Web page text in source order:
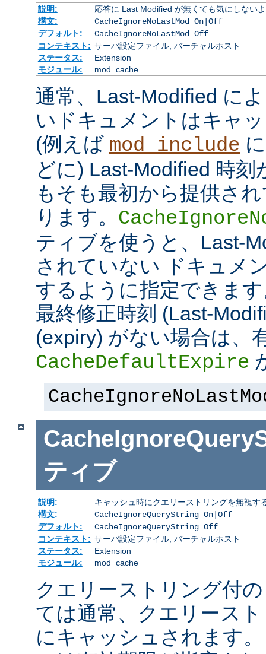
説明:
応答に Last Modified が無くても気にしない
構文:
CacheIgnoreNoLastMod On|Off
デフォルト:
CacheIgnoreNoLastMod Off
コンテキスト: サーバ設定ファイル, バーチャルホスト
ステータス:
Extension
モジュール:
mod_cache
通常、Last-Modified に
いドキュメントはキャ
(例えば mod_include
どに) Last-Modified 時
もそも最初から提供さ
ります。
ティブを使うと、Last-
されていない ドキュメ
するように指定できま
最終修正時刻 (Last-
(expiry) がない場合は、
CacheDefaultExpire
ティブ
説明:
キャッシュ時にクエリーストリングを無視す
構文:
CacheIgnoreQueryString On|Off
デフォルト:
CacheIgnoreQueryString Off
コンテキスト: サーバ設定ファイル, バーチャルホスト
ステータス:
Extension
モジュール:
mod_cache
クエリーストリング付
ては通常、クエリース
にキャッシュされます